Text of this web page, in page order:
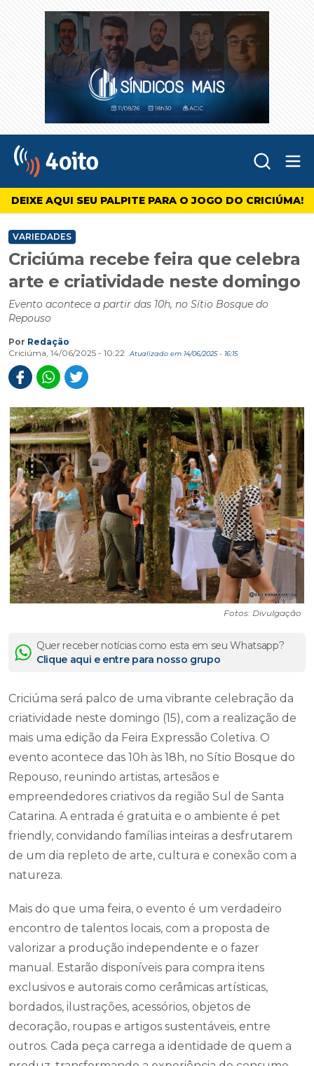
4oito
DEIXE AQUI SEU PALPITE PARA O JOGO DO CRICIÚMA!
VARIEDADES
Criciúma recebe feira que celebra
arte e criatividade neste domingo
Evento acontece a partir das 10h, no Sítio Bosque do
Repouso
Por Redação
Criciúma, 14/06/2025 - 10:22
Atualizado em 14/06/2025 - 16:15
Fotos: Divulgação
Quer receber notícias como esta em seu Whatsapp?
Clique aqui e entre para nosso grupo
Criciúma será palco de uma vibrante celebração da
criatividade neste domingo (15), com a realização de
mais uma edição da Feira Expressão Coletiva. O
evento acontece das 10h às 18h, no Sítio Bosque do
Repouso, reunindo artistas, artesãos e
empreendedores criativos da região Sul de Santa
Catarina. A entrada é gratuita e o ambiente é pet
friendly, convidando famílias inteiras a desfrutarem
de um dia repleto de arte, cultura e conexão com a
natureza.
Mais do que uma feira, o evento é um verdadeiro
encontro de talentos locais, com a proposta de
valorizar a produção independente e o fazer
manual. Estarão disponíveis para compra itens
exclusivos e autorais como cerâmicas artísticas,
bordados, ilustrações, acessórios, objetos de
decoração, roupas e artigos sustentáveis, entre
outros. Cada peça carrega a identidade de quem a